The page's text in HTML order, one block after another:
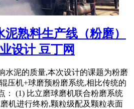
泥熟料生产线（粉磨）
设计 豆丁网
水泥的质量,本次设计的课题为粉磨
压机+球磨预粉磨系统,相比传统的
： (1) 比立磨球磨机联合粉磨系统
机进行终粉,颗粒级配及颗粒表面